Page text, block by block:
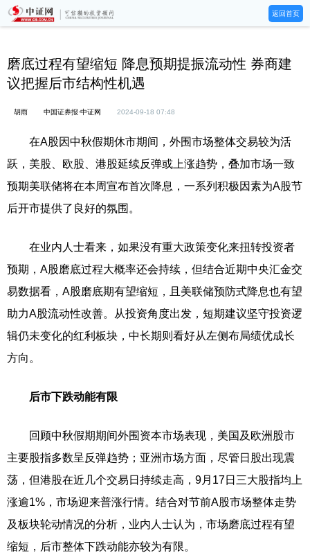
返回首页
磨底过程有望缩短 降息预期提振流动性 券商建
议把握后市结构性机遇
胡雨 中国证券报·中证网 2024-09-18 07:48
在A股因中秋假期休市期间，外围市场整体交易较为活
跃，美股、欧股、港股延续反弹或上涨趋势，叠加市场一致
预期美联储将在本周宣布首次降息，一系列积极因素为A股节
后开市提供了良好的氛围。
在业内人士看来，如果没有重大政策变化来扭转投资者
预期，A股磨底过程大概率还会持续，但结合近期中央汇金交
易数据看，A股磨底期有望缩短，且美联储预防式降息也有望
助力A股流动性改善。从投资角度出发，短期建议坚守投资逻
辑仍未变化的红利板块，中长期则看好从左侧布局绩优成长
方向。
后市下跌动能有限
回顾中秋假期期间外围资本市场表现，美国及欧洲股市
主要股指多数呈反弹趋势；亚洲市场方面，尽管日股出现震
荡，但港股在近几个交易日持续走高，9月17日三大股指均上
涨逾1%，市场迎来普涨行情。结合对节前A股市场整体走势
及板块轮动情况的分析，业内人士认为，市场磨底过程有望
缩短，后市整体下跌动能亦较为有限。